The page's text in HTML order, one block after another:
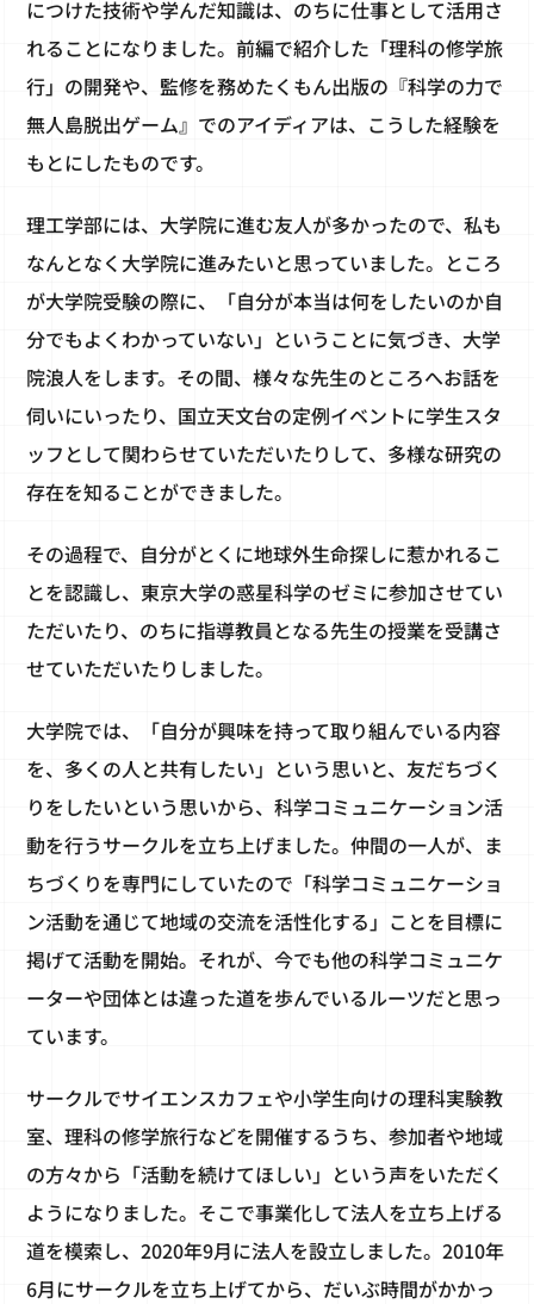
につけた技術や学んだ知識は、のちに仕事として活用さ
れることになりました。前編で紹介した「理科の修学旅
行」の開発や、監修を務めたくもん出版の『科学の力で
無人島脱出ゲーム』でのアイディアは、こうした経験を
もとにしたものです。
理工学部には、大学院に進む友人が多かったので、私も
なんとなく大学院に進みたいと思っていました。ところ
が大学院受験の際に、「自分が本当は何をしたいのか自
分でもよくわかっていない」ということに気づき、大学
院浪人をします。その間、様々な先生のところへお話を
伺いにいったり、国立天文台の定例イベントに学生スタ
ッフとして関わらせていただいたりして、多様な研究の
存在を知ることができました。
その過程で、自分がとくに地球外生命探しに惹かれるこ
とを認識し、東京大学の惑星科学のゼミに参加させてい
ただいたり、のちに指導教員となる先生の授業を受講さ
せていただいたりしました。
大学院では、「自分が興味を持って取り組んでいる内容
を、多くの人と共有したい」という思いと、友だちづく
りをしたいという思いから、科学コミュニケーション活
動を行うサークルを立ち上げました。仲間の一人が、ま
ちづくりを専門にしていたので「科学コミュニケーショ
ン活動を通じて地域の交流を活性化する」ことを目標に
掲げて活動を開始。それが、今でも他の科学コミュニケ
ーターや団体とは違った道を歩んでいるルーツだと思っ
ています。
サークルでサイエンスカフェや小学生向けの理科実験教
室、理科の修学旅行などを開催するうち、参加者や地域
の方々から「活動を続けてほしい」という声をいただく
ようになりました。そこで事業化して法人を立ち上げる
道を模索し、2020年9月に法人を設立しました。2010年
6月にサークルを立ち上げてから、だいぶ時間がかかっ